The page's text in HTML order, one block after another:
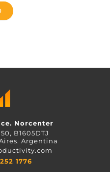
Norcenter
B1605DTJ
Argentina
1776